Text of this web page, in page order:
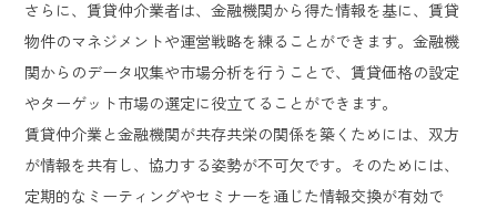
さらに、賃貸仲介業者は、金融機関から得た情報を基に、賃貸
物件のマネジメントや運営戦略を練ることができます。金融機
関からのデータ収集や市場分析を行うことで、賃貸価格の設定
やターゲット市場の選定に役立てることができます。
賃貸仲介業と金融機関が共存共栄の関係を築くためには、双方
が情報を共有し、協力する姿勢が不可欠です。そのためには、
定期的なミーティングやセミナーを通じた情報交換が有効で